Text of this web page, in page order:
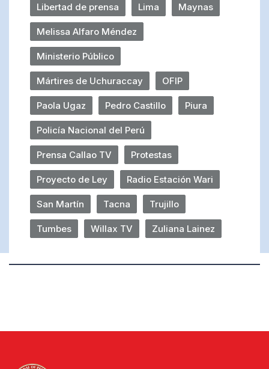
Libertad de prensa Lima Maynas
Melissa Alfaro Méndez
Ministerio Público
Mártires de Uchuraccay OFIP
Paola Ugaz Pedro Castillo Piura
Policía Nacional del Perú
Prensa Callao TV Protestas
Proyecto de Ley Radio Estación Wari
San Martín Tacna Trujillo
Tumbes Willax TV Zuliana Lainez